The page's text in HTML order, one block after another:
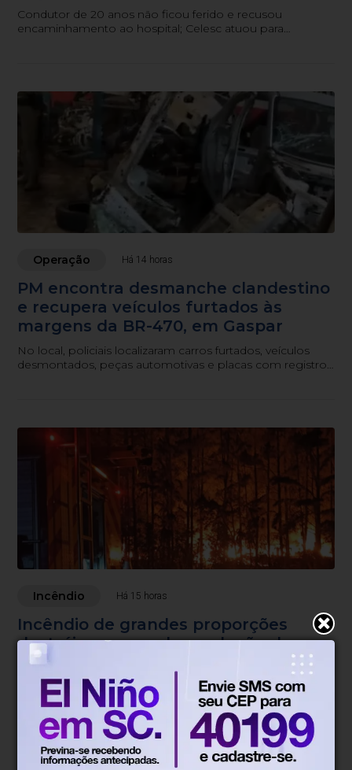
Condutor de 20 anos não ficou ferido e recusou
encaminhamento ao hospital; Celesc atuou para
Operação Há 14 horas
PM encontra desmanche clandestino
e recupera veículos furtados às
margens da BR-470, em Gaspar
No local, policiais localizaram carros furtados, veículos
desmontados, peças automotivas e placas com registro
Incêndio Há 15 horas
Incêndio de grandes proporções
destrói empresa de produção de
pellets em Benedito Novo
Chamas atingiram área de mil metros quadrados e foram
controladas após quase quatro horas de combate.
Blumenau, SC